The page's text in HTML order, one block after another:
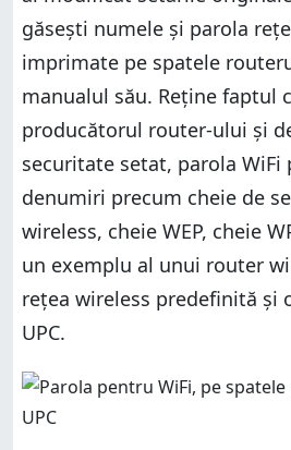
găseşti numele şi parola
imprimate pe spatele
manualul său. Reţine faptul
producătorul router-ului şi
securitate setat, parola WiFi
denumiri precum cheie de
wireless, cheie WEP, cheie
un exemplu al unui router
reţea wireless predefinită şi
UPC.